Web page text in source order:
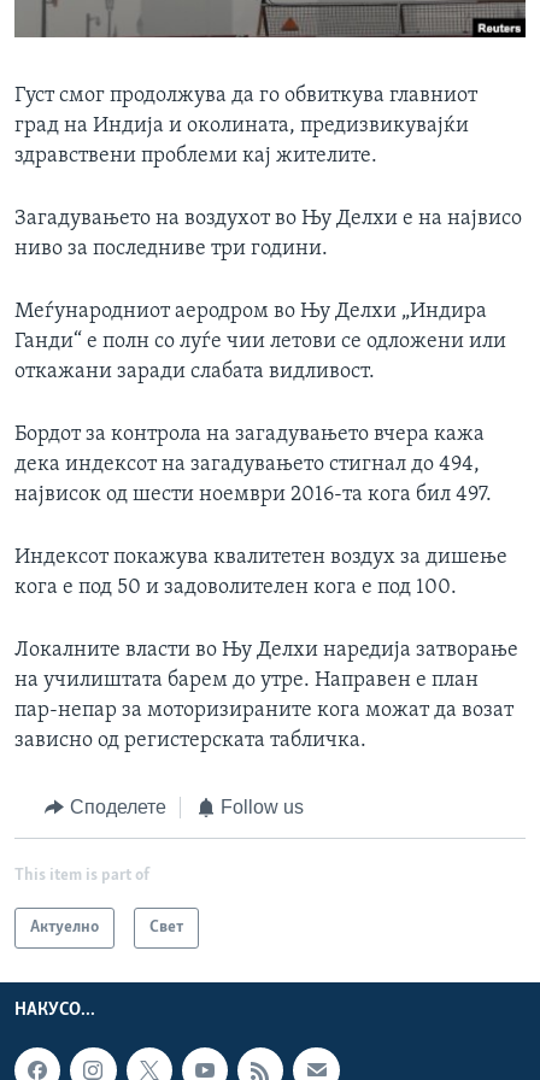
ИНТЕРВЈУА
Густ смог продолжува да го обвиткува главниот
град на Индија и околината, предизвикувајќи
здравствени проблеми кај жителите.
Загадувањето на воздухот во Њу Делхи е на највисо
ниво за последниве три години.
Меѓународниот аеродром во Њу Делхи „Индира
Ганди“ е полн со луѓе чии летови се одложени или
откажани заради слабата видливост.
Бордот за контрола на загадувањето вчера кажа
дека индексот на загадувањето стигнал до 494,
највисок од шести ноември 2016-та кога бил 497.
Индексот покажува квалитетен воздух за дишење
кога е под 50 и задоволителен кога е под 100.
Локалните власти во Њу Делхи наредија затворање
на училиштата барем до утре. Направен е план
пар-непар за моторизираните кога можат да возат
зависно од регистерската табличка.
Споделете Follow us
This item is part of
Актуелно Свет
НАКУСО...